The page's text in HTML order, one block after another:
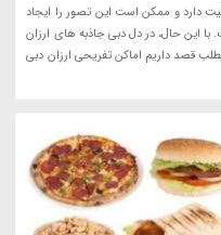
دارد و ممکن است این تصور را ایجاد
این حال، در دل دبی جاذبه های ارزان
قصد داریم اماکن تفریحی ارزان دبی